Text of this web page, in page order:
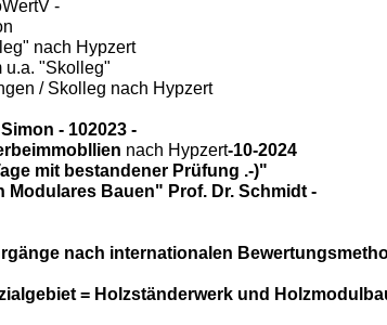
-
nach Hypzert
u.a. "Skolleg"
/ Skolleg nach Hypzert
- 102023 -
nach Hypzert-10-2024
mit bestandener Prüfung .-)"
Bauen" Prof. Dr. Schmidt -
nach internationalen
= Holzständerwerk und